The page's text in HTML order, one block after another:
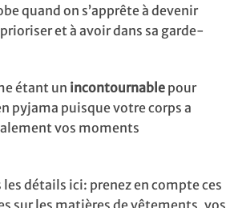
quand on s’apprête à devenir
et à avoir dans sa garde-
étant un incontournable pour
pyjama puisque votre corps a
vos moments
détails ici: prenez en compte ces
sur les matières de vêtements, vos